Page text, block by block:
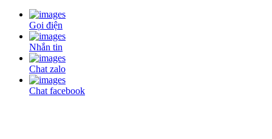
Gọi điện
Nhắn tin
Chat zalo
Chat facebook